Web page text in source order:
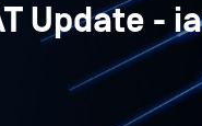
Update -